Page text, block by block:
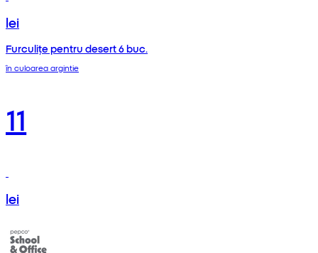
lei
Furculițe pentru desert 6 buc.
în culoarea argintie
11
lei